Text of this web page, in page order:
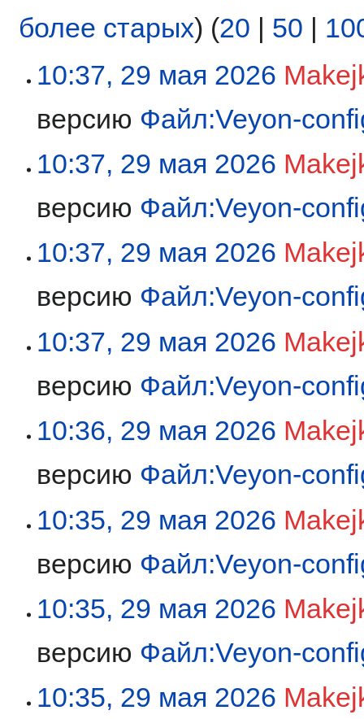
более старых) (20 | 50 |
10:37, 29 мая 2026
версию Файл:Veyon-
10:37, 29 мая 2026
версию Файл:Veyon-
10:37, 29 мая 2026
версию Файл:Veyon-
10:37, 29 мая 2026
версию Файл:Veyon-
10:36, 29 мая 2026
версию Файл:Veyon-
10:35, 29 мая 2026
версию Файл:Veyon-
10:35, 29 мая 2026
версию Файл:Veyon-
10:35, 29 мая 2026